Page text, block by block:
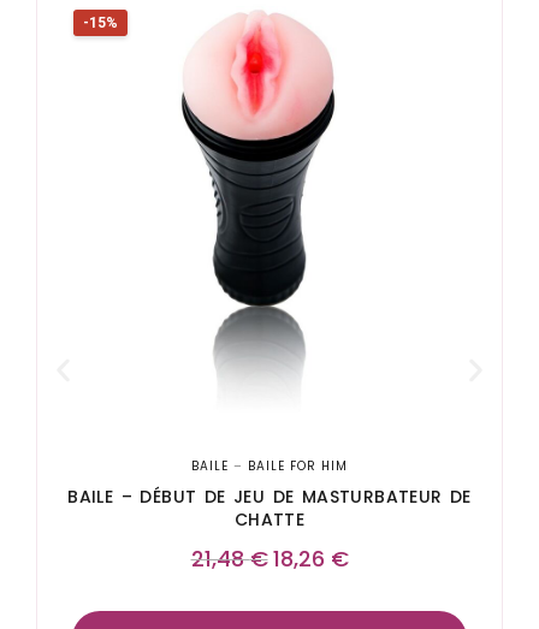
-15%
BAILE – BAILE FOR HIM
BAILE – DÉBUT DE JEU DE MASTURBATEUR DE
CHATTE
21,48€18,26 €